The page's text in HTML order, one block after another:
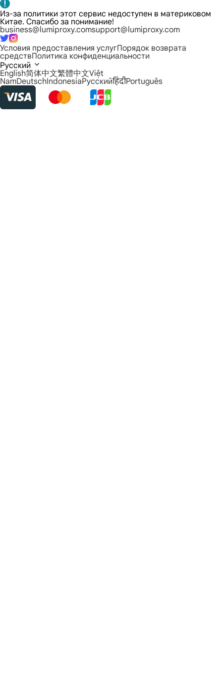
Из-за политики этот сервис недоступен в материковом
Китае. Спасибо за понимание!
business@lumiproxy.comsupport@lumiproxy.com
Условия предоставления услугПорядок возврата
средствПолитика конфиденциальности
Русский
English简体中文繁體中文Việt
NamDeutschIndonesiaРусскийहिंदीPortuguês